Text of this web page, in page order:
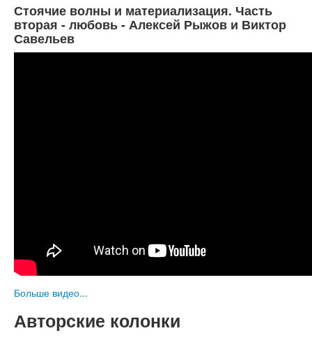
Стоячие волны и материализация. Часть
вторая - любовь - Алексей Рыжов и Виктор
Савельев
Больше видео...
Авторские колонки